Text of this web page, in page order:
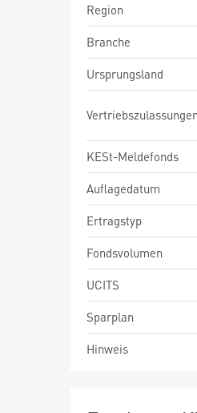
Region
Branche
Ursprungsland
KESt-Meldefonds
Auflagedatum
Ertragstyp
Fondsvolumen
UCITS
Sparplan
Hinweis